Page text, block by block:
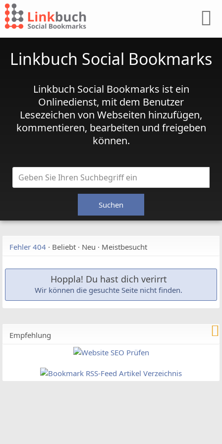
Linkbuch Social Bookmarks
Linkbuch Social Bookmarks ist ein
Onlinedienst, mit dem Benutzer
Lesezeichen von Webseiten hinzufügen,
kommentieren, bearbeiten und freigeben
können.
Fehler 404 · Beliebt · Neu · Meistbesucht
Hoppla! Du hast dich verirrt
Wir können die gesuchte Seite nicht finden.
Empfehlung